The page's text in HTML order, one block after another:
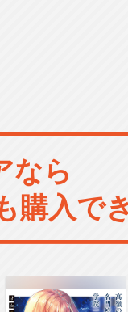
なら
購入で